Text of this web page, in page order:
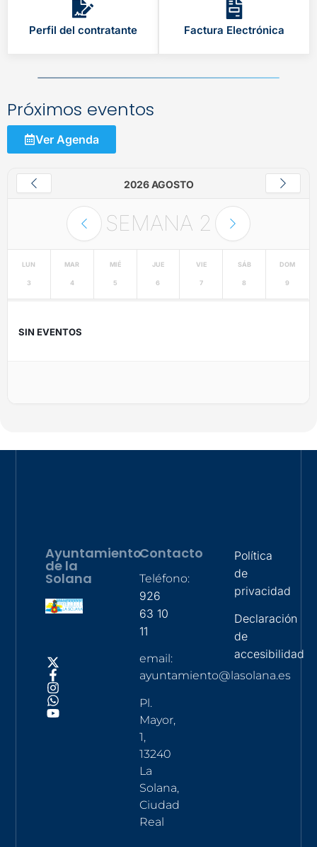
Perfil del contratante Factura Electrónica
Próximos eventos
Ver Agenda
2026 AGOSTO
SEMANA 2
LUN
3
MAR
4
MIÉ
5
JUE
6
VIE
7
SÁB
8
DOM
9
SIN EVENTOS
Ayuntamiento
de la
Solana
Contacto
Teléfono:
926
63 10
11
email:
ayuntamiento@lasolana.es
Pl.
Mayor,
1,
13240
La
Solana,
Ciudad
Real
Política
de
privacidad
Declaración
de
accesibilidad